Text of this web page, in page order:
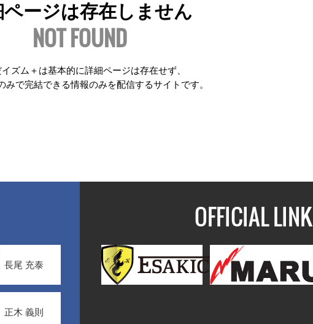
ページは存在しません
NOT FOUND
ズム＋は基本的に詳細ページは存在せず、
みで完結できる情報のみを配信するサイトです。
長尾 充泰
正木 義則
OFFICIAL LINK